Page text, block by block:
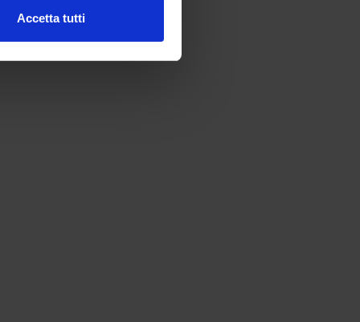
Accetta tutti